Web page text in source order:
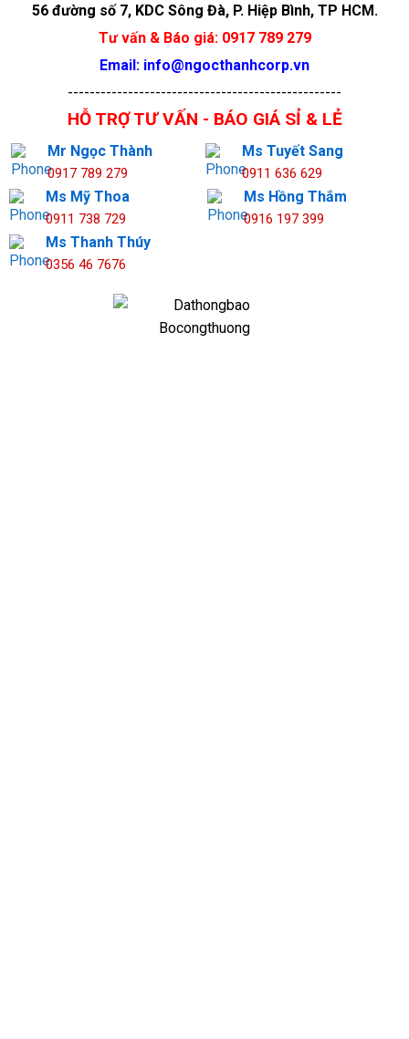
56 đường số 7, KDC Sông Đà, P. Hiệp Bình, TP HCM.
Tư vấn & Báo giá: 0917 789 279
Email: info@ngocthanhcorp.vn
--------------------------------------------------
HỖ TRỢ TƯ VẤN - BÁO GIÁ SỈ & LẺ
Mr Ngọc Thành
0917 789 279
Ms Tuyết Sang
0911 636 629
Ms Mỹ Thoa
0911 738 729
Ms Hồng Thắm
0916 197 399
Ms Thanh Thúy
0356 46 7676